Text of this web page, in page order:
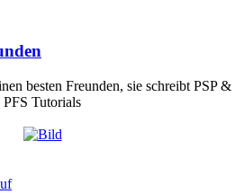
besten Freunden, sie schreibt PSP &
PFS Tutorials